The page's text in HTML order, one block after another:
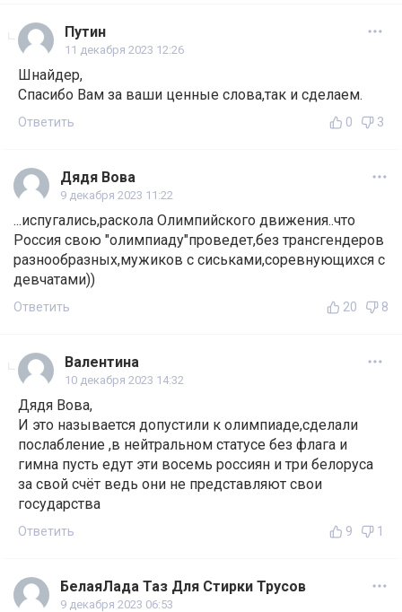
Путин
11 декабря 2023 12:26
Шнайдер,
Спасибо Вам за ваши ценные слова,так и сделаем.
Ответить 0 3
Дядя Вова
9 декабря 2023 11:22
...испугались,раскола Олимпийского движения..что
Россия свою "олимпиаду"проведет,без трансгендеров
разнообразных,мужиков с сиськами,соревнующихся с
девчатами))
Ответить 20 8
Валентина
10 декабря 2023 14:32
Дядя Вова,
И это называется допустили к олимпиаде,сделали
послабление ,в нейтральном статусе без флага и
гимна пусть едут эти восемь россиян и три белоруса
за свой счёт ведь они не представляют свои
государства
Ответить 9 1
БелаяЛада Таз Для Стирки Трусов
9 декабря 2023 06:53